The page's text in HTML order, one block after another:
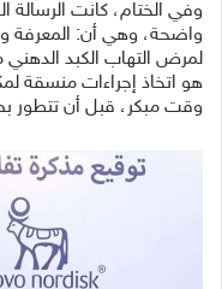
وفي الختام، كانت الرسالة
واضحة، وهي أن: المعرفة
لمرض التهاب الكبد الدهني
هو اتخاذ إجراءات منسقة
وقت مبكر، قبل أن تتطور